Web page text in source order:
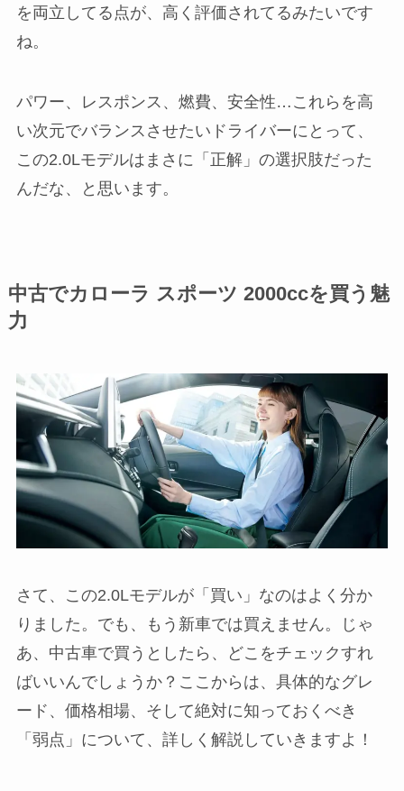
を両立してる点が、高く評価されてるみたいです
ね。
パワー、レスポンス、燃費、安全性…これらを高
い次元でバランスさせたいドライバーにとって、
この2.0Lモデルはまさに「正解」の選択肢だった
んだな、と思います。
中古でカローラ スポーツ 2000ccを買う魅
力
さて、この2.0Lモデルが「買い」なのはよく分か
りました。でも、もう新車では買えません。じゃ
あ、中古車で買うとしたら、どこをチェックすれ
ばいいんでしょうか？ここからは、具体的なグレ
ード、価格相場、そして絶対に知っておくべき
「弱点」について、詳しく解説していきますよ！